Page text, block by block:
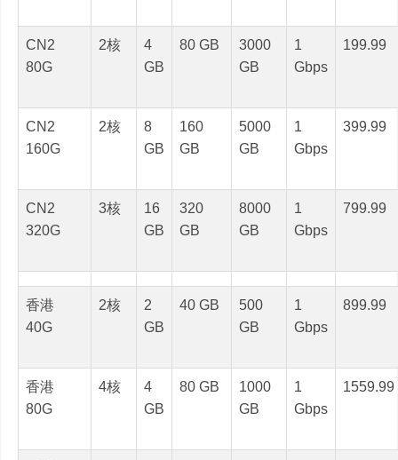
CN2
80G
2核
4
GB
80 GB
3000
GB
1
Gbps
199.99
CN2
160G
2核
8
GB
160
GB
5000
GB
1
Gbps
399.99
CN2
320G
3核
16
GB
320
GB
8000
GB
1
Gbps
799.99
香港
40G
2核
2
GB
40 GB
500
GB
1
Gbps
899.99
香港
80G
4核
4
GB
80 GB
1000
GB
1
Gbps
1559.99